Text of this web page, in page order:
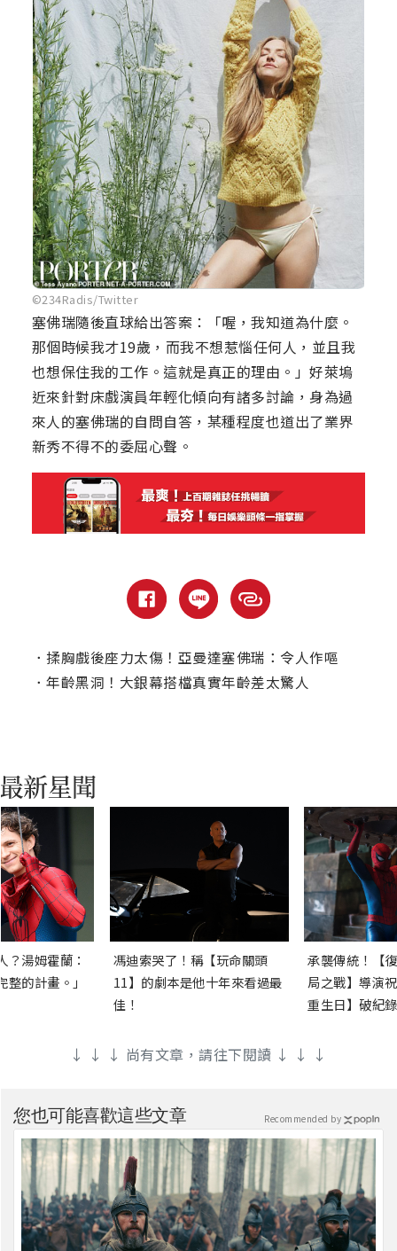
©234Radis/Twitter
塞佛瑞隨後直球給出答案：「喔，我知道為什麼。
那個時候我才19歲，而我不想惹惱任何人，並且我
也想保住我的工作。這就是真正的理由。」好萊塢
近來針對床戲演員年輕化傾向有諸多討論，身為過
來人的塞佛瑞的自問自答，某種程度也道出了業界
新秀不得不的委屈心聲。
． 揉胸戲後座力太傷！亞曼達塞佛瑞：令人作嘔
． 年齡黑洞！大銀幕搭檔真實年齡差太驚人
？湯姆霍蘭：
的計畫。」
馮迪索哭了！稱【玩命關頭
11】的劇本是他十年來看過最
佳！
承襲傳統！【
局之戰】導演
重生日】破紀
↓ ↓ ↓ 尚有文章，請往下閱讀 ↓ ↓ ↓
您也可能喜歡這些文章 Recommended by